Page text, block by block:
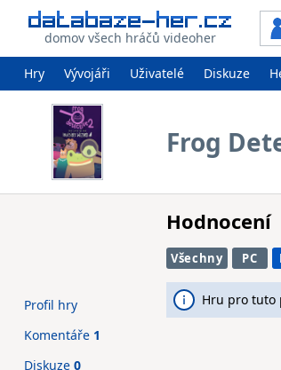
domov všech hráčů videoher
Hry Vývojáři Uživatelé Diskuze
Frog
Hodnocení
Všechny PC
Hru pro tuto
Profil hry
Komentáře 1
Diskuze 0